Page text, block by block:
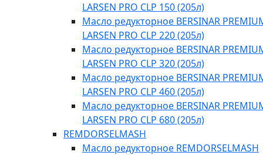
LARSEN PRO CLP 150 (205л)
Масло редукторное BERSINAR
LARSEN PRO CLP 220 (205л)
Масло редукторное BERSINAR
LARSEN PRO CLP 320 (205л)
Масло редукторное BERSINAR
LARSEN PRO CLP 460 (205л)
Масло редукторное BERSINAR
LARSEN PRO CLP 680 (205л)
REMDORSELMASH
Масло редукторное REMDORSELMASH